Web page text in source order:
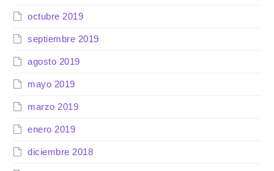
octubre 2019
septiembre 2019
agosto 2019
mayo 2019
marzo 2019
enero 2019
diciembre 2018